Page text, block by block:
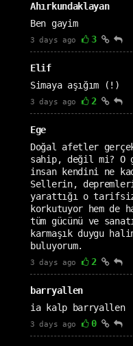
Ahırkundaklayan
Ben gayim
3 days ago 3
Elif
Simaya aşığım (!)
3 days ago 2
Ege
Doğal afetler
sahip, değil mi? O
insan kendini ne
Sellerin,
yarattığı o tarifsiz
korkutuyor hem de
tüm gücünü ve
karmaşık duygu
buluyorum.
3 days ago 2
barryallen
ia kalp barryallen
3 days ago 0